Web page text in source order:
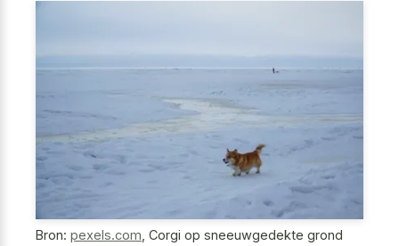
Bron: pexels.com Corgi op sneeuwgedekte grond